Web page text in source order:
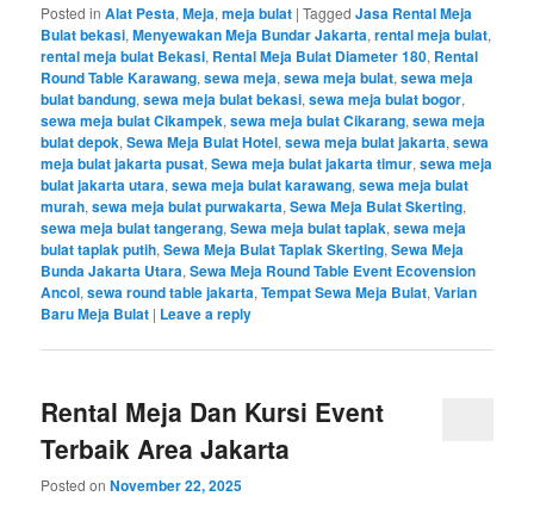
Posted in Alat Pesta,Meja,meja bulat |Tagged Jasa Rental Meja
Bulat bekasi,Menyewakan Meja Bundar Jakarta,rental meja bulat,
rental meja bulat Bekasi, Rental Meja Bulat Diameter 180, Rental
Round Table Karawang,sewa meja,sewa meja bulat,sewa meja
bulat bandung,sewa meja bulat bekasi,sewa meja bulat bogor,
sewa meja bulat Cikampek,sewa meja bulat Cikarang,sewa meja
bulat depok,Sewa Meja Bulat Hotel,sewa meja bulat jakarta,sewa
meja bulat jakarta pusat,Sewa meja bulat jakarta timur,sewa meja
bulat jakarta utara,sewa meja bulat karawang,sewa meja bulat
murah,sewa meja bulat purwakarta,Sewa Meja Bulat Skerting,
sewa meja bulat tangerang,Sewa meja bulat taplak,sewa meja
bulat taplak putih,Sewa Meja Bulat Taplak Skerting,Sewa Meja
Bunda Jakarta Utara,Sewa Meja Round Table Event Ecovension
Ancol,sewa round table jakarta,Tempat Sewa Meja Bulat,Varian
Baru Meja Bulat | Leave a reply
Rental Meja Dan Kursi Event
Terbaik Area Jakarta
Posted onNovember 22, 2025